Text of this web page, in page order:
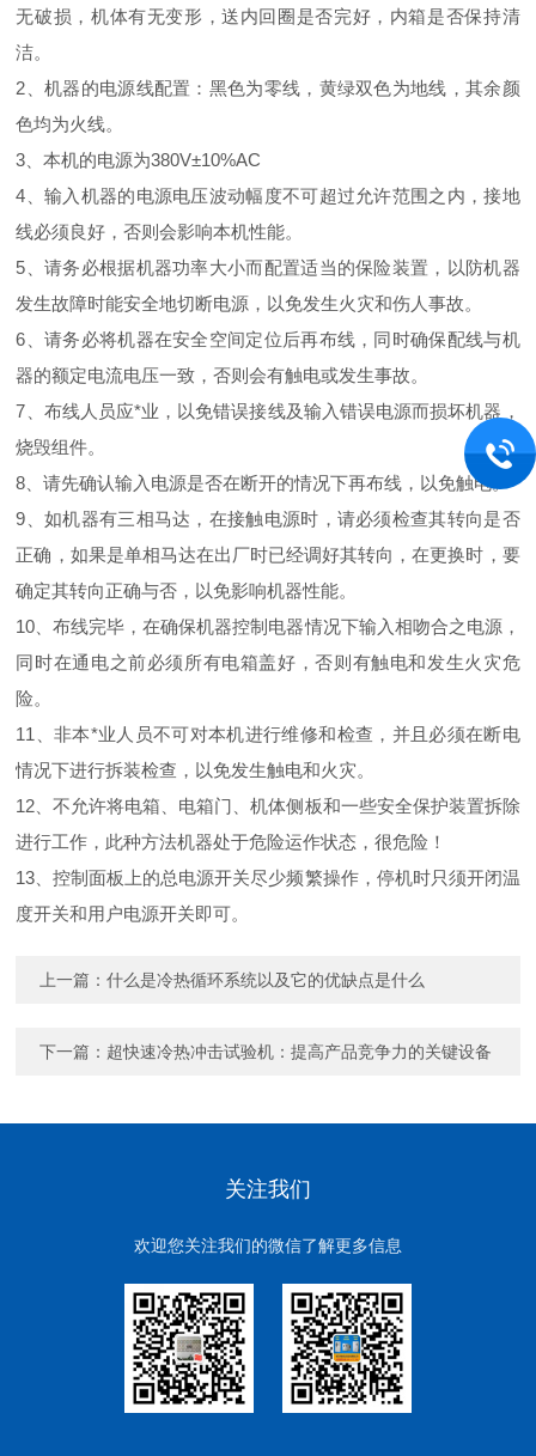
无破损，机体有无变形，送内回圈是否完好，内箱是否保持清
洁。
2、机器的电源线配置：黑色为零线，黄绿双色为地线，其余颜
色均为火线。
3、本机的电源为380V±10%AC
4、输入机器的电源电压波动幅度不可超过允许范围之内，接地
线必须良好，否则会影响本机性能。
5、请务必根据机器功率大小而配置适当的保险装置，以防机器
发生故障时能安全地切断电源，以免发生火灾和伤人事故。
6、请务必将机器在安全空间定位后再布线，同时确保配线与机
器的额定电流电压一致，否则会有触电或发生事故。
7、布线人员应*业，以免错误接线及输入错误电源而损坏机器，
烧毁组件。
8、请先确认输入电源是否在断开的情况下再布线，以免触电。
9、如机器有三相马达，在接触电源时，请必须检查其转向是否
正确，如果是单相马达在出厂时已经调好其转向，在更换时，要
确定其转向正确与否，以免影响机器性能。
10、布线完毕，在确保机器控制电器情况下输入相吻合之电源，
同时在通电之前必须所有电箱盖好，否则有触电和发生火灾危
险。
11、非本*业人员不可对本机进行维修和检查，并且必须在断电
情况下进行拆装检查，以免发生触电和火灾。
12、不允许将电箱、电箱门、机体侧板和一些安全保护装置拆除
进行工作，此种方法机器处于危险运作状态，很危险！
13、控制面板上的总电源开关尽少频繁操作，停机时只须开闭温
度开关和用户电源开关即可。
上一篇：什么是冷热循环系统以及它的优缺点是什么
下一篇： 超快速冷热冲击试验机：提高产品竞争力的关键设备
关注我们
欢迎您关注我们的微信了解更多信息